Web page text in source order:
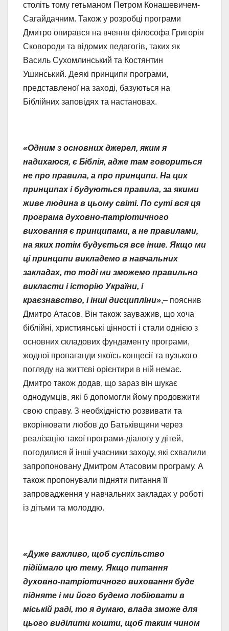
століть тому гетьманом Петром Конашевичем-
Сагайдачним. Також у розробці програми
Дмитро опирався на вчення філософа Григорія
Сковороди та відомих педагогів, таких як
Василь Сухомлинський та Костянтин
Ушинський. Деякі принципи програми,
представленої на заході, базуються на
Біблійних заповідях та настановах.
«Одним з основних джерел, яким я
надихаюся, є Біблія, адже там говориться
не про правила, а про принципи. На цих
принципах і будуються правила, за якими
живе людина в цьому світі. По суті вся ця
програма духовно-патріотичного
виховання є принципами, а не правилами,
на яких потім будується все інше. Якщо ми
ці принципи викладемо в навчальних
закладах, то тоді ми зможемо правильно
викласти і історію України, і
краєзнавство, і інші дисципліни»,– пояснив
Дмитро Атасов. Він також зауважив, що хоча
біблійні, християнські цінності і стали однією з
основних складових фундаменту програми,
жодної пропаганди якоїсь концесії та вузького
погляду на життєві орієнтири в ній немає.
Дмитро також додав, що зараз він шукає
однодумців, які б допомогли йому продовжити
свою справу. З необхідністю розвивати та
вкорінювати любов до Батьківщини через
реалізацію такої програми-діалогу у дітей,
погодилися й інші учасники заходу, які схвалили
запропоновану Дмитром Атасовим програму. А
також пропонували підняти питання її
запровадження у навчальних закладах у роботі
із дітьми та молоддю.
«Дуже важливо, щоб суспільство
підіймало цю тему. Якщо питання
духовно-патріотичного виховання буде
підняте і ми його будемо лобіювати в
міській раді, то я думаю, влада зможе для
цього виділити кошти, щоб таким чином